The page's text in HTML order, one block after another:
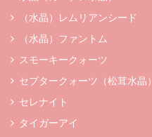
（水晶）レムリアンシード
（水晶）ファントム
スモーキークォーツ
セプタークォーツ（松茸水晶）
セレナイト
タイガーアイ